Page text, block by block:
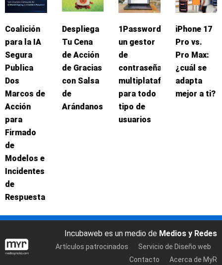
Coalición
para la IA
Segura
Publica
Dos
Marcos de
Acción
para
Firmado
de
Modelos e
Incidentes
de
Respuesta
Despliega
Tu Cena
de Acción
de Gracias
con Salsa
de
Arándanos
1Password:
un gestor
de
contraseñas
multiplataforma
para todo
tipo de
usuarios
iPhone 17
Pro vs.
Pro Max:
¿cuál se
adapta
mejor a ti?
Incubaweb es un medio de Medios y Redes
Artículos patrocinados
Servicio de Diseño web
Contacto
Acerca de MyR